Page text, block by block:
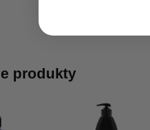
produkty